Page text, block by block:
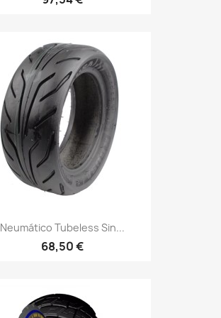
Neumático Tubeless Sin...
68,50 €